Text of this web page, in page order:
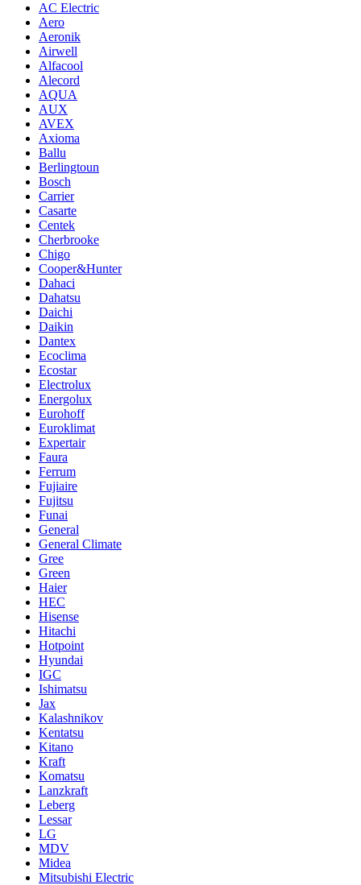
AC Electric
Aero
Aeronik
Airwell
Alfacool
Alecord
AQUA
AUX
AVEX
Axioma
Ballu
Berlingtoun
Bosch
Carrier
Casarte
Centek
Cherbrooke
Chigo
Cooper&Hunter
Dahaci
Dahatsu
Daichi
Daikin
Dantex
Ecoclima
Ecostar
Electrolux
Energolux
Eurohoff
Euroklimat
Expertair
Faura
Ferrum
Fujiaire
Fujitsu
Funai
General
General Climate
Gree
Green
Haier
HEC
Hisense
Hitachi
Hotpoint
Hyundai
IGC
Ishimatsu
Jax
Kalashnikov
Kentatsu
Kitano
Kraft
Komatsu
Lanzkraft
Leberg
Lessar
LG
MDV
Midea
Mitsubishi Electric